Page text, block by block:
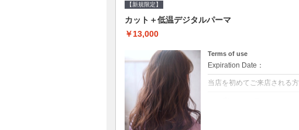
【新規限定】
カット＋低温デジタルパーマ
￥13,000
Terms of use
Expiration Date：
当店を初めてご来店される方